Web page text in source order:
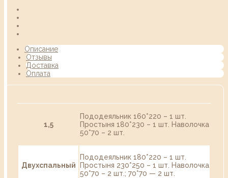
Описание
Отзывы
Доставка
Оплата
1,5
Пододеяльник 160*220 – 1 шт.
Простыня 180*230 – 1 шт. Наволочка
50*70 – 2 шт.
Двухспальный
Пододеяльник 180*220 – 1 шт.
Простыня 230*250 – 1 шт. Наволочка
50*70 – 2 шт.; 70*70 — 2 шт.